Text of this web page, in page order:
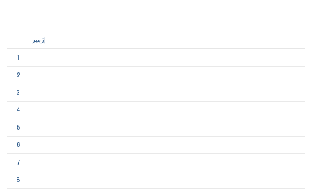
إزمير
1
2
3
4
5
6
7
8